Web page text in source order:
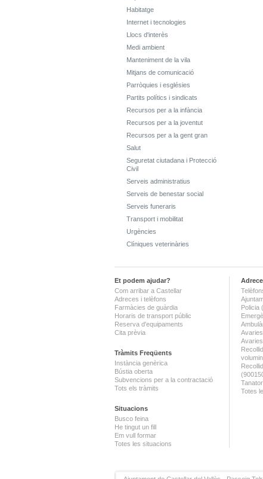
Habitatge
Internet i tecnologies
Llocs d'interès
Medi ambient
Manteniment de la vila
Mitjans de comunicació
Parròquies i esglésies
Partits polítics i sindicats
Recursos per a la infància
Recursos per a la joventut
Recursos per a la gent gran
Salut
Seguretat ciutadana i Protecció
Civil
Serveis administratius
Serveis de benestar social
Serveis funeraris
Transport i mobilitat
Urgències
Clíniques veterinàries
Et podem ajudar?
Com arribar a Castellar
Adreces i telèfons
Farmàcies de guàrdia
Horaris de transport públic
Reserva d'equipaments
Cita prèvia
Tràmits Freqüents
Instància genèrica
Bústia oberta
Subvencions per a la contractació
Tots els tràmits
Situacions
Busco feina
He tingut un fill
Em vull formar
Totes les situacions
Policia
Totes